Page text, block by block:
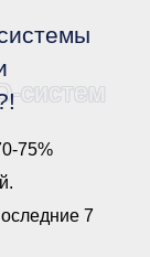
во
документы
системы
75%
7